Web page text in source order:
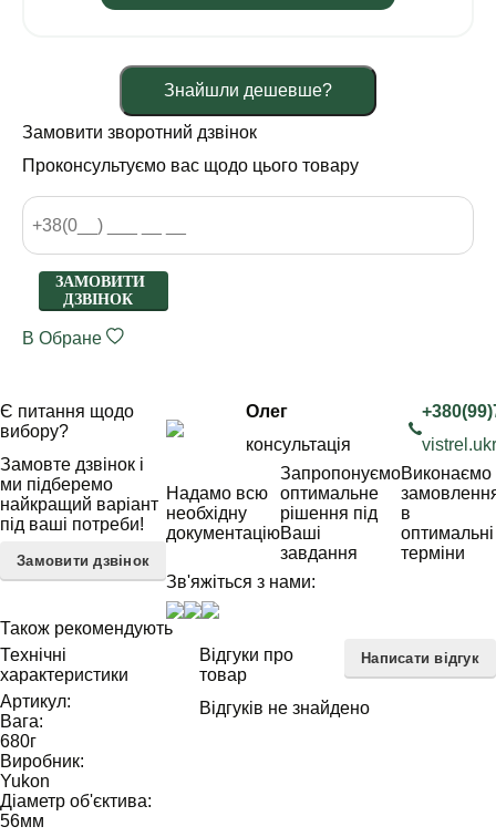
Знайшли дешевше?
Замовити зворотний дзвінок
Проконсультуємо вас щодо цього товару
ЗАМОВИТИ
ДЗВІНОК
В Обране
Є питання щодо
вибору?
Замовте дзвінок і
ми підберемо
найкращий варіант
під ваші потреби!
Замовити дзвінок
Олег
консультація
Надамо всю
необхідну
документацію
Запропонуємо
оптимальне
рішення під
Ваші
завдання
Виконаємо
в
оптимальні
терміни
Зв'яжіться з нами:
Також рекомендують
Технічні
характеристики
Артикул:
Вага:
680г
Виробник:
Yukon
Діаметр об'єктива:
56мм
Відгуки про
товар
Написати відгук
Відгуків не знайдено